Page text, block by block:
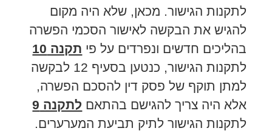
לתקנות הגישור. מכאן, שלא היה מקום
להגיש את הבקשה לאישור הסכמי הפשרה
בהליכים חדשים ונפרדים על פי תקנה 10
לתקנות הגישור, כנטען בסעיף 12 לבקשה
למתן תוקף של פסק דין להסכם הפשרה,
אלא היה צריך להגישם בהתאם לתקנה 9
לתקנות הגישור לתיק תביעת המערערים.